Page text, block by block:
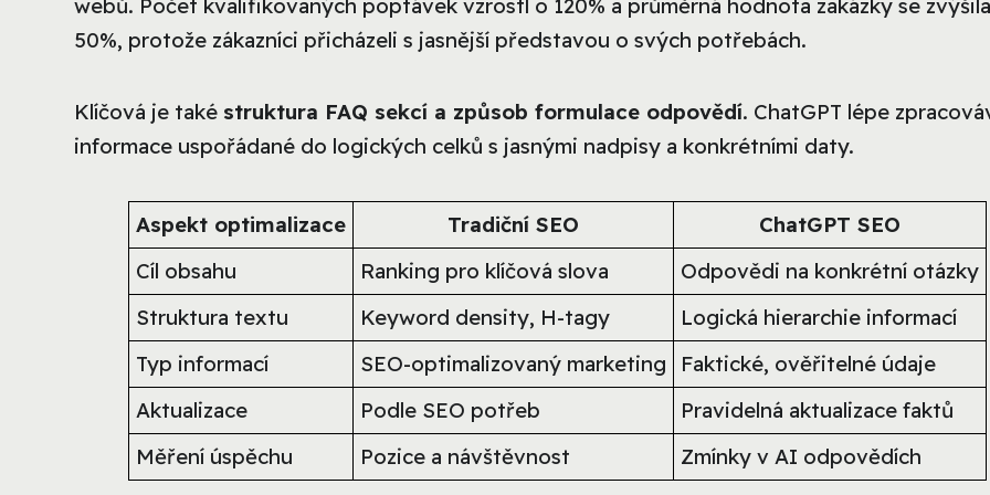
50%, protože zákazníci přicházeli s jasnější představou o svých potřebách.
Klíčová je také struktura FAQ sekcí a způsob formulace odpovědí. ChatGPT lépe
informace uspořádané do logických celků s jasnými nadpisy a konkrétními daty.
Aspekt optimalizace Tradiční SEO
ChatGPT SEO
Cíl obsahu
Ranking pro klíčová slova
Odpovědi na konkrétní otázky
Struktura textu
Keyword density, H-tagy
Logická hierarchie informací
Typ informací
SEO-optimalizovaný marketing
Faktické, ověřitelné údaje
Aktualizace
Podle SEO potřeb
Pravidelná aktualizace faktů
Měření úspěchu
Pozice a návštěvnost Zmínky v AI odpovědích